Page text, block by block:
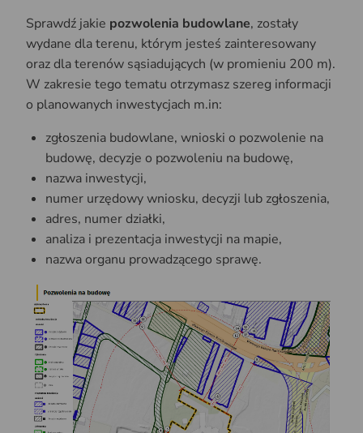
Sprawdź jakie pozwolenia budowlane, zostały
wydane dla terenu, którym jesteś zainteresowany
oraz dla terenów sąsiadujących (w promieniu 200 m).
W zakresie tego tematu otrzymasz szereg informacji
o planowanych inwestycjach m.in:
zgłoszenia budowlane, wnioski o pozwolenie na
budowę, decyzje o pozwoleniu na budowę,
nazwa inwestycji,
numer urzędowy wniosku, decyzji lub zgłoszenia,
adres, numer działki,
analiza i prezentacja inwestycji na mapie,
nazwa organu prowadzącego sprawę.